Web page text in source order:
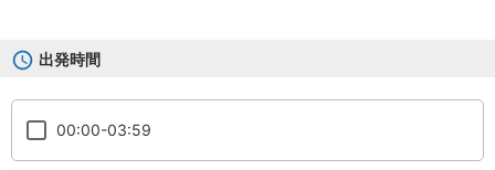
出発時間
00:00-03:59